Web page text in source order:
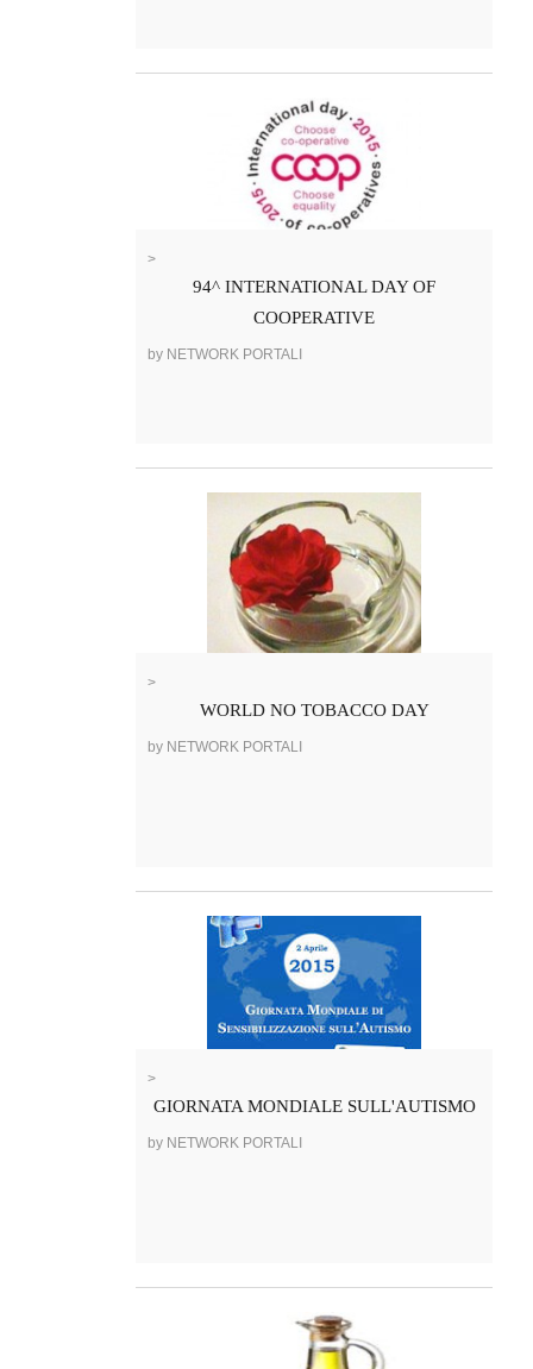
>
94^ INTERNATIONAL DAY OF
COOPERATIVE
by NETWORK PORTALI
>
WORLD NO TOBACCO DAY
by NETWORK PORTALI
>
GIORNATA MONDIALE SULL'AUTISMO
by NETWORK PORTALI